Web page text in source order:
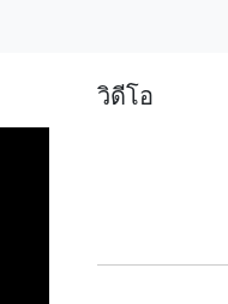
วิดีโอ